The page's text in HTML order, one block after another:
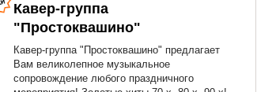
Кавер-группа
"Простоквашино"
Кавер-группа "Простоквашино" предлагает
Вам великолепное музыкальное
сопровождение любого праздничного